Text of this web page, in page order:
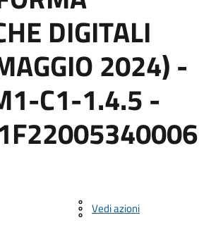
DIGITALI
2024) -
C1-1.4.5 -
Vedi azioni